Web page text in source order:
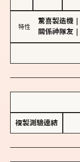
特性
驚喜製造機
關係神隊友
複製測驗連結